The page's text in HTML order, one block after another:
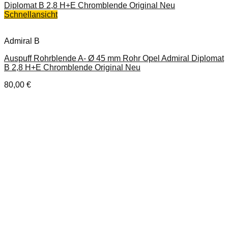
Schnellansicht
Admiral B
Auspuff Rohrblende A- Ø 45 mm Rohr Opel Admiral Diplomat
B 2,8 H+E Chromblende Original Neu
80,00 €